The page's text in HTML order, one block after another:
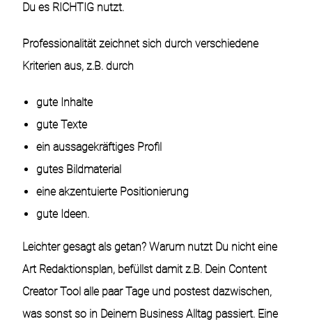
Du es RICHTIG nutzt.
Professionalität zeichnet sich durch verschiedene
Kriterien aus, z.B. durch
gute Inhalte
gute Texte
ein aussagekräftiges Profil
gutes Bildmaterial
eine akzentuierte Positionierung
gute Ideen.
Leichter gesagt als getan? Warum nutzt Du nicht eine
Art Redaktionsplan, befüllst damit z.B. Dein Content
Creator Tool alle paar Tage und postest dazwischen,
was sonst so in Deinem Business Alltag passiert. Eine